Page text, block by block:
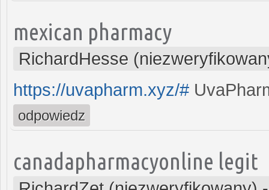
mexican pharmacy
RichardHesse
https://uvapharm.xyz/#
odpowiedz
canadapharmacyonline legit